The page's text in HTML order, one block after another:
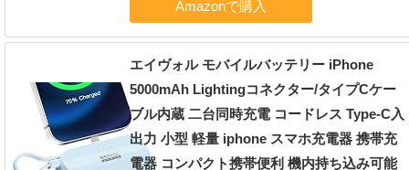
エイヴォル モバイルバッテリー iPhone
5000mAh Lightingコネクター/タイプCケー
ブル内蔵 二台同時充電 コードレス Type-C入
出力 小型 軽量 iphone スマホ充電器 携帯充
電器 コンパクト携帯便利 機内持ち込み可能